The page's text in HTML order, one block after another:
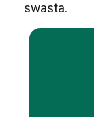
swasta.